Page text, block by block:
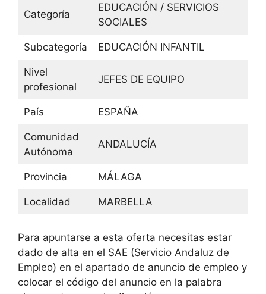
Categoría
EDUCACIÓN / SERVICIOS
SOCIALES
Subcategoría EDUCACIÓN INFANTIL
Nivel
profesional
JEFES DE EQUIPO
País ESPAÑA
Comunidad
Autónoma
ANDALUCÍA
Provincia MÁLAGA
Localidad MARBELLA
Para apuntarse a esta oferta necesitas estar
dado de alta en el SAE (Servicio Andaluz de
Empleo) en el apartado de anuncio de empleo y
colocar el código del anuncio en la palabra